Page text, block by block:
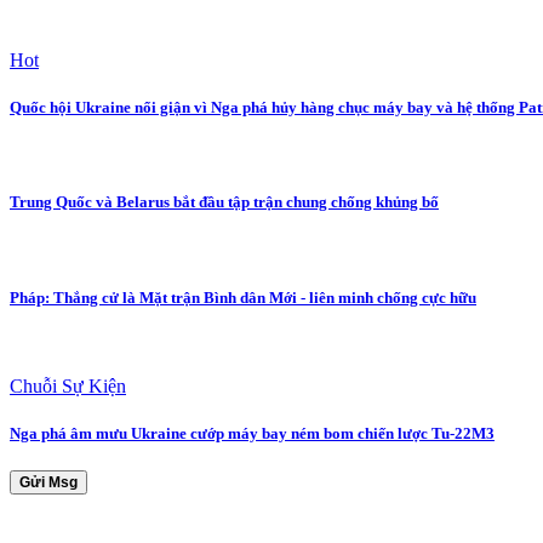
Hot
Quốc hội Ukraine nổi giận vì Nga phá hủy hàng chục máy bay và hệ thống
Trung Quốc và Belarus bắt đầu tập trận chung chống khủng bố
Pháp: Thắng cử là Mặt trận Bình dân Mới - liên minh chống cực hữu
Chuỗi Sự Kiện
Nga phá âm mưu Ukraine cướp máy bay ném bom chiến lược Tu-22M3
Gửi Msg